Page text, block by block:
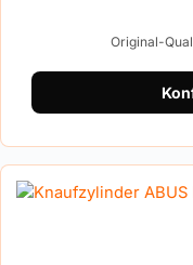
Original-